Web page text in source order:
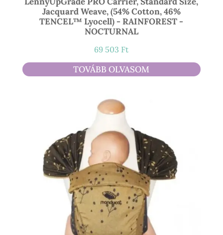
Jacquard Weave, (54% Cotton, 46%
TENCEL™ Lyocell) - RAINFOREST -
NOCTURNAL
69 503 Ft
TOVÁBB OLVASOM